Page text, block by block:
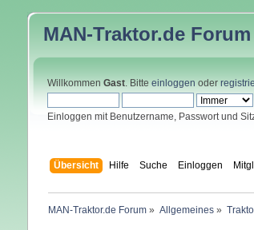
MAN-Traktor.de Forum
Willkommen Gast. Bitte einloggen oder
Einloggen mit Benutzername, Passwort und
Übersicht Hilfe Suche Einloggen
MAN-Traktor.de Forum » Allgemeines »